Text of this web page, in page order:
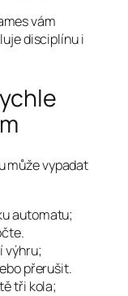
vám
disciplínu i
může vypadat
automatu;
výhru;
přerušit.
tři kola;